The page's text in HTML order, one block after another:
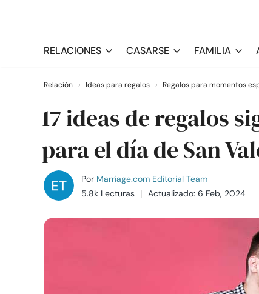
RELACIONES CASARSE FAMILIA
Relación › Ideas para regalos › Regalos para momentos
17 ideas de regalos
para el día de San
Por Marriage.com Editorial Team
5.8k Lecturas
Actualizado: 6 Feb, 2024